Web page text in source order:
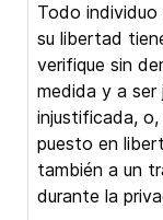
Todo
su libertad
verifique sin
medida y a ser
injustificada,
puesto en
también a un
durante la